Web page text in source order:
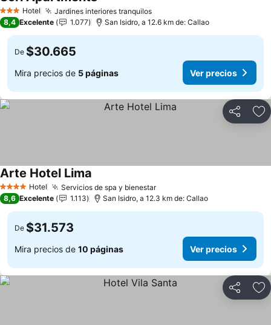
3 Estrellas
Hotel Jardines interiores tranquilos
8,4 Excelente 1.077 San Isidro, a 12.6 km de: Callao
De $30.665
Mira precios de 5 páginas Ver precios
Compartir
4 EstrellasHotel Servicios de spa y bienestar
Arte Hotel Lima
8,6 Excelente 1.113 San Isidro, a 12.3 km de: Callao
De $31.573
Mira precios de 10 páginas Ver precios
Compartir